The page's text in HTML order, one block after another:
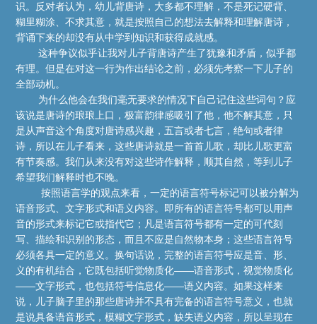
识。反对者认为，幼儿背唐诗，大多都不理解，不是死记硬背、
糊里糊涂、不求其意，就是按照自己的想法去解释和理解唐诗，
背诵下来的却没有从中学到知识和获得成就感。
这种争议似乎让我对儿子背唐诗产生了犹豫和矛盾，似乎都
有理。但是在对这一行为作出结论之前，必须先考察一下儿子的
全部动机。
为什么他会在我们毫无要求的情况下自己记住这些词句？应
该说是唐诗的琅琅上口，极富韵律感吸引了他，他不解其意，只
是从声音这个角度对唐诗感兴趣，五言或者七言，绝句或者律
诗，所以在儿子看来，这些唐诗就是一首首儿歌，却比儿歌更富
有节奏感。我们从来没有对这些诗作解释，顺其自然，等到儿子
希望我们解释时也不晚。
按照语言学的观点来看，一定的语言符号标记可以被分解为
语音形式、文字形式和语义内容。即所有的语言符号都可以用声
音的形式来标记它或指代它；凡是语言符号都有一定的可代刻
写、描绘和识别的形态，而且不应是自然物本身；这些语言符号
必须各具一定的意义。换句话说，完整的语言符号应是音、形、
义的有机结合，它既包括听觉物质化——语音形式，视觉物质化
——文字形式，也包括符号信息化——语义内容。如果这样来
说，儿子脑子里的那些唐诗并不具有完备的语言符号意义，也就
是说具备语音形式，模糊文字形式，缺失语义内容，所以呈现在